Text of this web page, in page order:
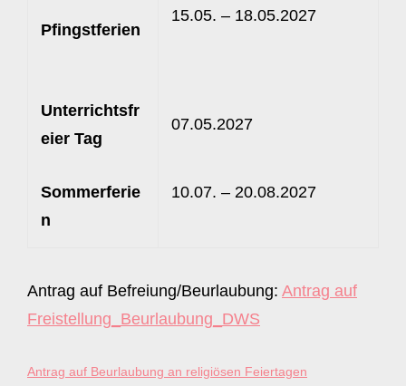
Pfingstferien
15.05. – 18.05.2027
Unterrichtsfr
eier Tag
07.05.2027
Sommerferie
n
10.07. – 20.08.2027
Antrag auf Befreiung/Beurlaubung: Antrag auf
Freistellung_Beurlaubung_DWS
Antrag auf Beurlaubung an religiösen Feiertagen